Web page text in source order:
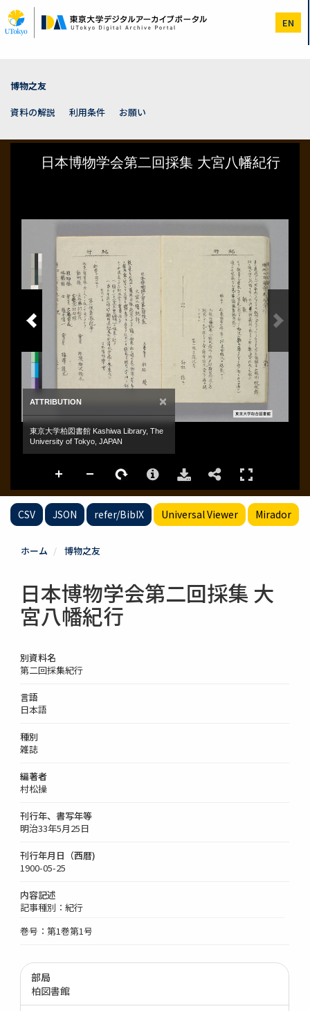
イ
ン
EN
博物之友
資料の解説
利用条件 お願い
CSV JSON refer/BibIX Universal Viewer Mirador
ホーム 博物之友
日本博物学会第二回採集 大
宮八幡紀行
別資料名
第二回採集紀行
言語
日本語
種別
雑誌
編著者
村松操
刊行年、書写年等
明治33年5月25日
刊行年月日（西暦)
1900-05-25
内容記述
記事種別：紀行
巻号：第1巻第1号
部局
柏図書館